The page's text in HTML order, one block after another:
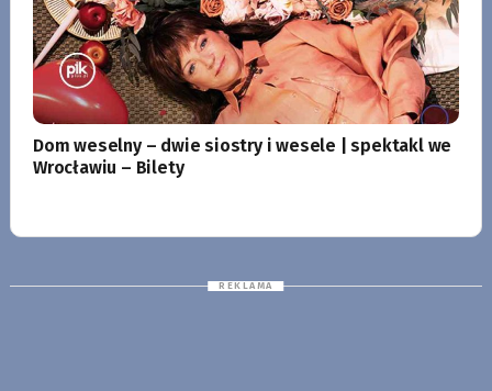
Dom weselny – dwie siostry i wesele | spektakl we
Wrocławiu – Bilety